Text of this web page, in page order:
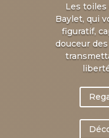
Les toiles
Baylet, qui
figuratif,
douceur